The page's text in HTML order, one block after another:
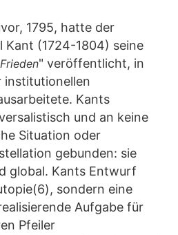
1795, hatte der
Kant (1724-1804) seine
" veröffentlicht, in
institutionellen
Kants
und an keine
Situation oder
gebunden: sie
global. Kants Entwurf
sondern eine
Aufgabe für
Pfeiler